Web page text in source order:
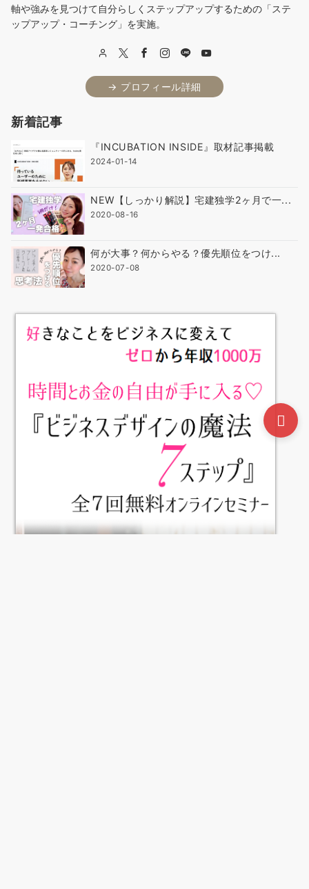
軸や強みを見つけて自分らしくステップアップするための「ステ
ップアップ・コーチング」を実施。
→ プロフィール詳細
新着記事
『INCUBATION INSIDE』取材記事掲載
2024-01-14
NEW【しっかり解説】宅建独学2ヶ月で一...
2020-08-16
何が大事？何からやる？優先順位をつけ...
2020-07-08